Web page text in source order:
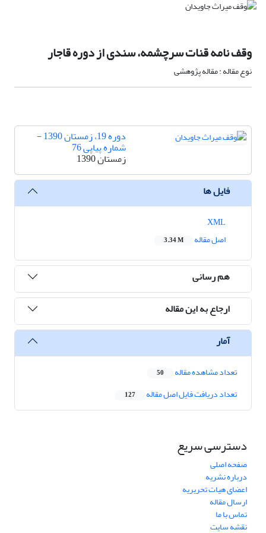
وقف نامه قنات سرچشمه، سندی از دوره قاجار
نوع مقاله : مقاله پژوهشی
دوره 19، زمستان 1390 -
شماره پیاپی 76
زمستان 1390
فایل ها
اصل مقاله
3.34 M
هم رسانی
ارجاع به این مقاله
آمار
تعداد مشاهده مقاله 50
تعداد دریافت فایل اصل مقاله 127
دسترسی سریع
صفحه اصلی
درباره نشریه
اعضای هیات تحریریه
ارسال مقاله
تماس با ما
نقشه سایت